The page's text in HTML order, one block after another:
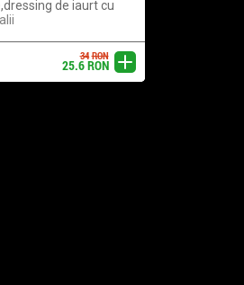
de iaurt cu
adaugă
25.6RON
34 RON